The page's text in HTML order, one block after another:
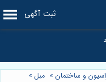
ثبت آگهی
و ساختمان » مبل»